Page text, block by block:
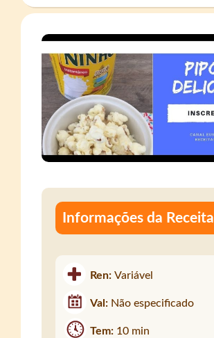
Informações da Receita
Ren:Variável
Val: Não especificado
Tem: 10 min